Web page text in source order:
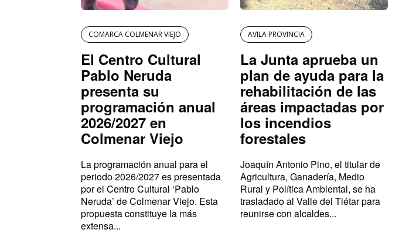
COMARCA COLMENAR VIEJO
El Centro Cultural
Pablo Neruda
presenta su
programación anual
2026/2027 en
Colmenar Viejo
La programación anual para el
periodo 2026/2027 es presentada
por el Centro Cultural ‘Pablo
Neruda’ de Colmenar Viejo. Esta
propuesta constituye la más
extensa...
AVILA PROVINCIA
La Junta aprueba un
plan de ayuda para la
rehabilitación de las
áreas impactadas por
los incendios
forestales
Joaquín Antonio Pino, el titular de
Agricultura, Ganadería, Medio
Rural y Política Ambiental, se ha
trasladado al Valle del Tiétar para
reunirse con alcaldes...